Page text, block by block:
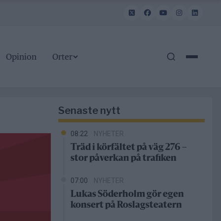
Opinion Orter
Senaste nytt
08:22 NYHETER
Träd i körfältet på väg 276 –
stor påverkan på trafiken
07:00 NYHETER
Lukas Söderholm gör egen
konsert på Roslagsteatern